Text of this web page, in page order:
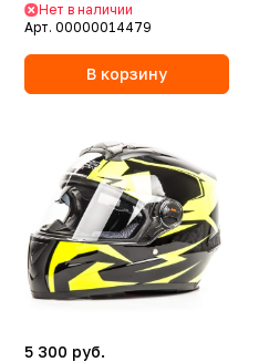
Нет в наличии
Арт. 00000014479
В корзину
5 300 руб.